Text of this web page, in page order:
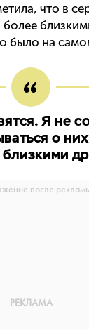
что в
было на
Я не
о